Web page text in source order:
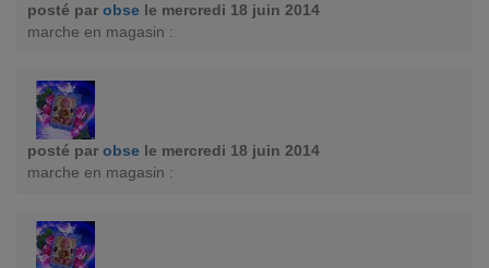
posté par obse le mercredi 18 juin 2014
marche en magasin :
posté par obse le mercredi 18 juin 2014
marche en magasin :